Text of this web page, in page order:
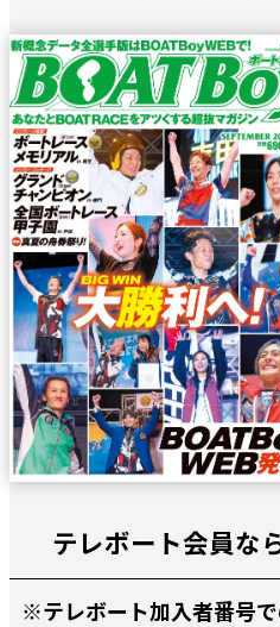
テレボート会員な
※テレボート加入者番号で